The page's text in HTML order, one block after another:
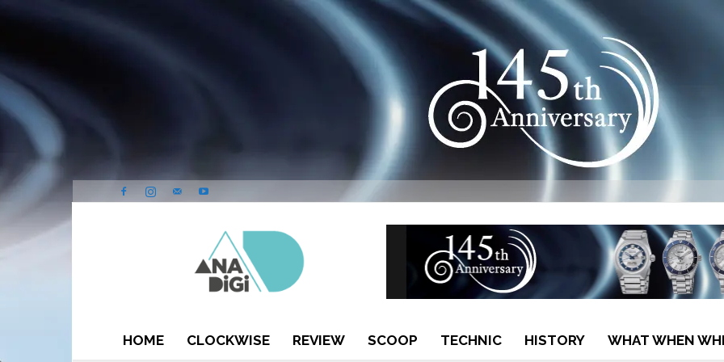
HOME CLOCKWISE REVIEW SCOOP TECHNIC HISTORY WHAT WHEN